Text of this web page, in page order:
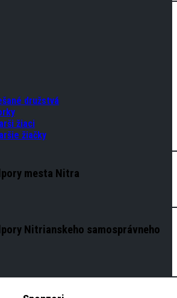
družstvá
žiaci
žiačky
mesta Nitra
Nitrianskeho samosprávneho